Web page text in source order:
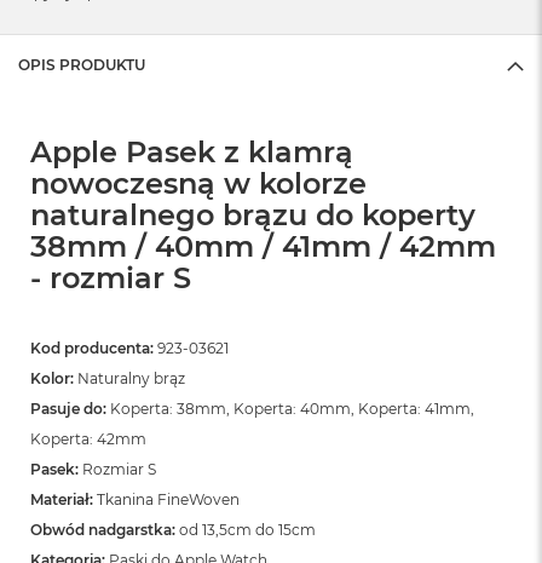
OPIS PRODUKTU
Apple Pasek z klamrą
nowoczesną w kolorze
naturalnego brązu do koperty
38mm / 40mm / 41mm / 42mm
- rozmiar S
Kod producenta: 923-03621
Kolor: Naturalny brąz
Pasuje do: Koperta: 38mm, Koperta: 40mm, Koperta: 41mm,
Koperta: 42mm
Pasek: Rozmiar S
Materiał: Tkanina FineWoven
Obwód nadgarstka: od 13,5cm do 15cm